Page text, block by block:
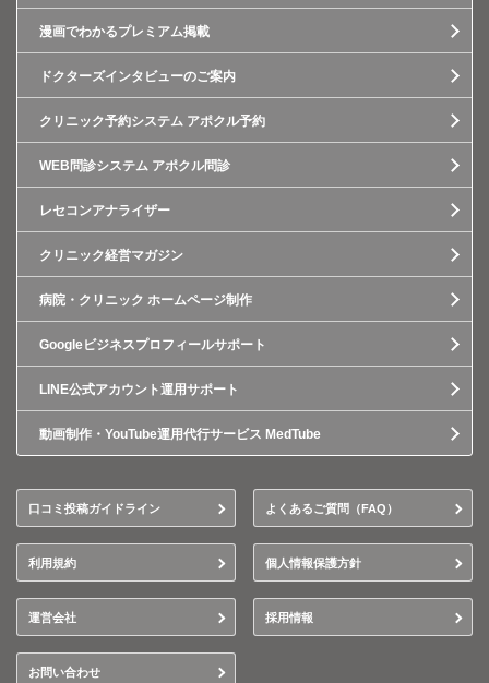
漫画でわかるプレミアム掲載
ドクターズインタビューのご案内
クリニック予約システム アポクル予約
WEB問診システム アポクル問診
レセコンアナライザー
クリニック経営マガジン
病院・クリニック ホームページ制作
Googleビジネスプロフィールサポート
LINE公式アカウント運用サポート
動画制作・YouTube運用代行サービス MedTube
口コミ投稿ガイドライン よくあるご質問（FAQ）
利用規約 個人情報保護方針
運営会社 採用情報
お問い合わせ